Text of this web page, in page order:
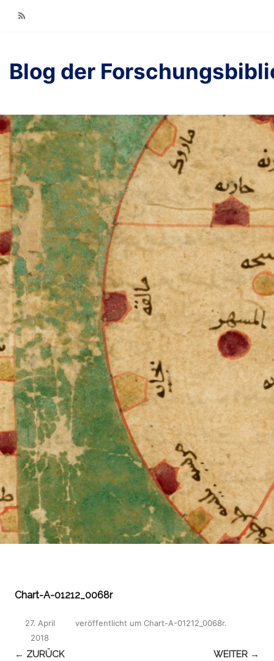
Blog der
Chart-A-01212_0068r
veröffentlicht
27. April
2018
um Chart-A-01212_0068r.
← ZURÜCK WEITER →